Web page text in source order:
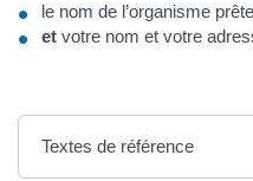
le nom de l’organisme
et votre nom et votre
Textes de référence